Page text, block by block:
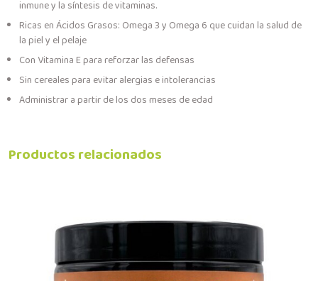
inmune y la síntesis de vitaminas.
Ricas en Ácidos Grasos: Omega 3 y Omega 6 que cuidan la salud de
la piel y el pelaje
Con Vitamina E para reforzar las defensas
Sin cereales para evitar alergias e intolerancias
Administrar a partir de los dos meses de edad
Productos relacionados